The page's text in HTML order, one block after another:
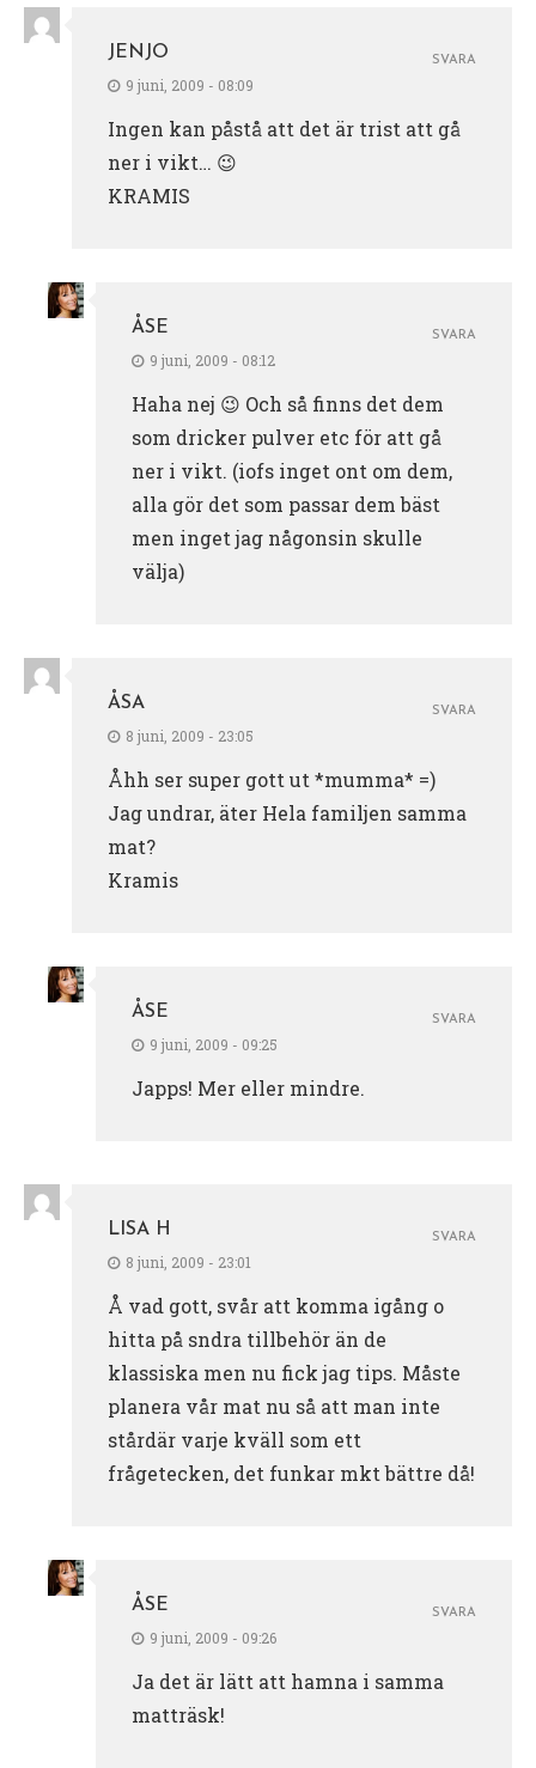
JENJO
9 juni, 2009 - 08:09
Ingen kan påstå att det är trist att gå
ner i vikt… 😉
KRAMIS
SVARA
ÅSE
9 juni, 2009 - 08:12
Haha nej 😉 Och så finns det dem
som dricker pulver etc för att gå
ner i vikt. (iofs inget ont om dem,
alla gör det som passar dem bäst
men inget jag någonsin skulle
välja)
SVARA
ÅSA
8 juni, 2009 - 23:05
Åhh ser super gott ut *mumma* =)
Jag undrar, äter Hela familjen samma
mat?
Kramis
SVARA
ÅSE
9 juni, 2009 - 09:25
Japps! Mer eller mindre.
SVARA
LISA H
8 juni, 2009 - 23:01
Å vad gott, svår att komma igång o
hitta på sndra tillbehör än de
klassiska men nu fick jag tips. Måste
planera vår mat nu så att man inte
stårdär varje kväll som ett
frågetecken, det funkar mkt bättre då!
SVARA
ÅSE
9 juni, 2009 - 09:26
Ja det är lätt att hamna i samma
matträsk!
SVARA